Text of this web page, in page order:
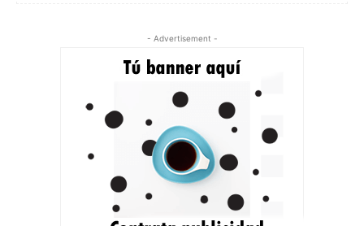
- Advertisement -